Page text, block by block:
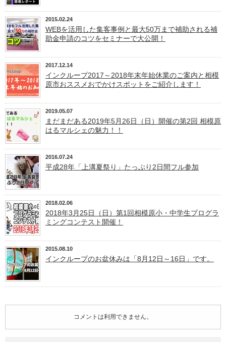
2015.02.24
WEBを活用した集客事例と最大50万まで補助される補
助金申請のコツをセミナーで大公開！
2017.12.14
インクループ2017～2018年末年始休業のご案内と相模
原市おススメおでかけスポットをご紹介します！
2019.05.07
まだまだある2019年5月26日（日）開催の第2回 相模原
はるマルシェの魅力！！
2016.07.24
平成28年「上溝夏祭り」たっぷり2日間フル参加
2018.02.06
2018年3月25日（日）第1回相模原小・中学生プログラ
ミングコンテスト開催！
2015.08.10
インクループのお盆休みは「8月12日～16日」です。
コメントは利用できません。